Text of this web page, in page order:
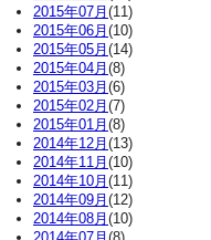
2015年07月 (11)
2015年06月 (10)
2015年05月 (14)
2015年04月 (8)
2015年03月 (6)
2015年02月 (7)
2015年01月 (8)
2014年12月 (13)
2014年11月 (10)
2014年10月 (11)
2014年09月 (12)
2014年08月 (10)